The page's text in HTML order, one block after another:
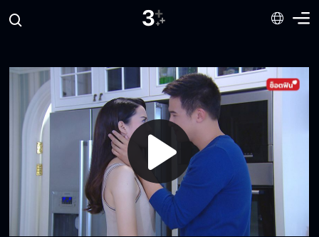
Play
Video
เรื่องเจ้าเล่ห์ผมถนัด
เงินต้องเป็นความสุขและความมั่นคง